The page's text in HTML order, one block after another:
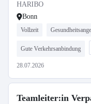
HARIBO
Bonn
Vollzeit
Gute Verkehrsanbindung
28.07.2026
Teamleiter:in